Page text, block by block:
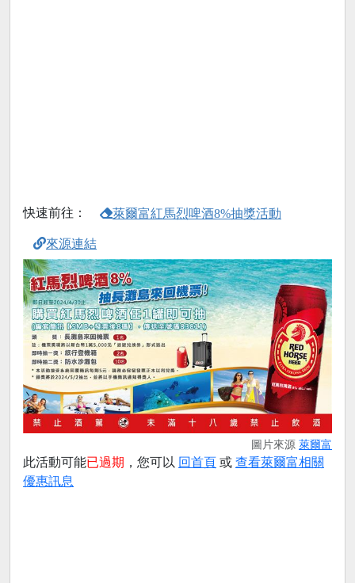
快速前往： 萊爾富紅馬烈啤酒8%抽獎活動
來源連結
圖片來源 萊爾富
此活動可能已過期 ，您可以 回首頁 或 查看萊爾富相關
優惠訊息